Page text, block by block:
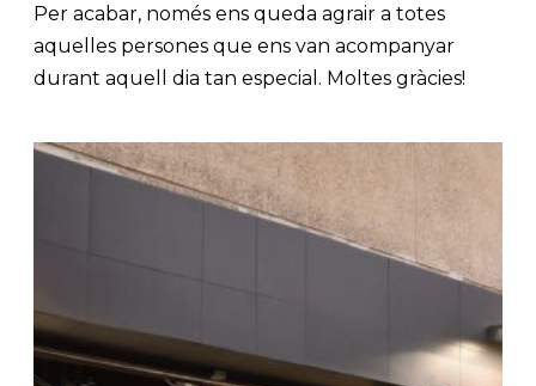
Per acabar, només ens queda agrair a totes
aquelles persones que ens van acompanyar
durant aquell dia tan especial. Moltes gràcies!